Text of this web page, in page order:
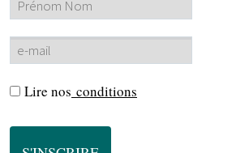
Lire nos conditions